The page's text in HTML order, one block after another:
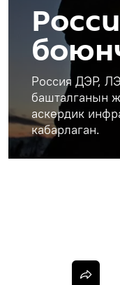
Россия ДЭР,
башталганын
аскердик
кабарлаган.